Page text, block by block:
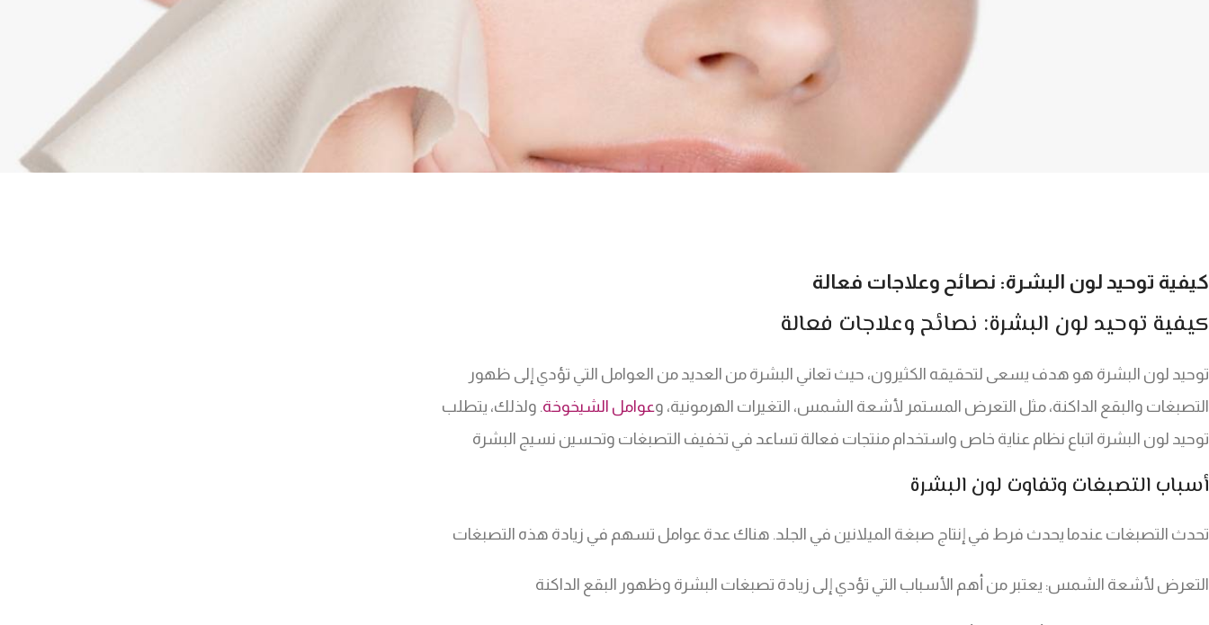
كيفية توحيد لون البشرة: نصائح وعلاجات فعالة
كيفية توحيد لون البشرة: نصائح وعلاجات فعالة
توحيد لون البشرة هو هدف يسعى لتحقيقه الكثيرون، حيث تعاني البشرة من العديد من العوامل التي تؤدي إلى ظهور
التصبغات والبقع الداكنة، مثل التعرض المستمر لأشعة الشمس، التغيرات الهرمونية، وعوامل الشيخوخة. ولذلك، يتطلب
توحيد لون البشرة اتباع نظام عناية خاص واستخدام منتجات فعالة تساعد في تخفيف التصبغات وتحسين نسيج البشرة
أسباب التصبغات وتفاوت لون البشرة
تحدث التصبغات عندما يحدث فرط في إنتاج صبغة الميلانين في الجلد. هناك عدة عوامل تسهم في زيادة هذه التصبغات
التعرض لأشعة الشمس: يعتبر من أهم الأسباب التي تؤدي إلى زيادة تصبغات البشرة وظهور البقع الداكنة